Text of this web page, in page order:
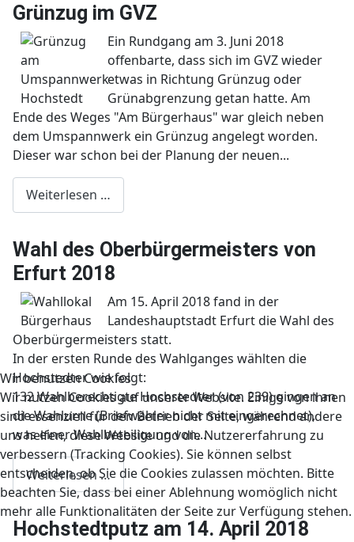
Grünzug im GVZ
Ein Rundgang am 3. Juni 2018
offenbarte, dass sich im GVZ wieder
etwas in Richtung Grünzug oder
Grünabgrenzung getan hatte. Am
Ende des Weges "Am Bürgerhaus" war gleich neben
dem Umspannwerk ein Grünzug angelegt worden.
Dieser war schon bei der Planung der neuen...
Weiterlesen …
Wahl des Oberbürgermeisters von
Erfurt 2018
Am 15. April 2018 fand in der
Landeshauptstadt Erfurt die Wahl des
Oberbürgermeisters statt.
In der ersten Runde des Wahlganges wählten die
Hochstedter wie folgt:
132 Wahlberechtigte Hochstedter (von 239) gingen an
die Wahlurne (Briefwähler nicht mit eingerechnet),
was einer Wahlbeteiligung von...
Weiterlesen …
Hochstedtputz am 14. April 2018
Wir benutzen Cookies
Wir nutzen Cookies auf unserer Website. Einige von ihnen
sind essenziell für den Betrieb der Seite, während andere
uns helfen, diese Website und die Nutzererfahrung zu
verbessern (Tracking Cookies). Sie können selbst
entscheiden, ob Sie die Cookies zulassen möchten. Bitte
beachten Sie, dass bei einer Ablehnung womöglich nicht
mehr alle Funktionalitäten der Seite zur Verfügung stehen.